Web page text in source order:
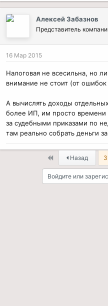
Алексей Забазнов
Представитель
16 Мар 2015
Налоговая не всесильна, но
внимание не стоит (от ошибок
А вычислять доходы
более ИП, им просто времени
за судебными приказами по
там реально собрать деньги
First Назад
Войдите или